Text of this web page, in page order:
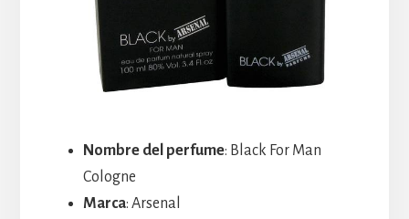
Nombre del perfume: Black For Man
Cologne
Marca: Arsenal